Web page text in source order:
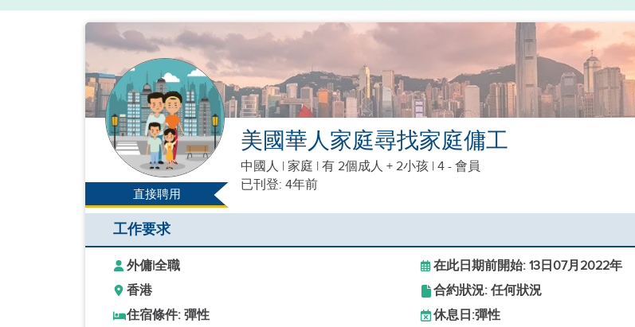
直接聘用
美國華人家庭尋找家庭傭工
中國人 | 家庭 | 有 2個成人 + 2小孩 | 4 - 會員
已刊登: 4年前
工作要求
外傭|全職
在此日期前開始: 13日07月2022年
香港
合約狀況: 任何狀況
住宿條件: 彈性
休息日:彈性